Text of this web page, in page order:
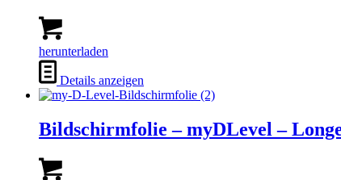
herunterladen
Details anzeigen
Bildschirmfolie – myDLevel –